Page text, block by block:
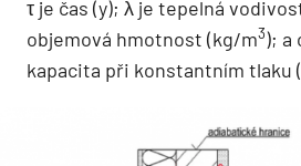
τ je čas (y); λ je tepelná
objemová hmotnost (kg/m3); a
kapacita při konstantním tlaku